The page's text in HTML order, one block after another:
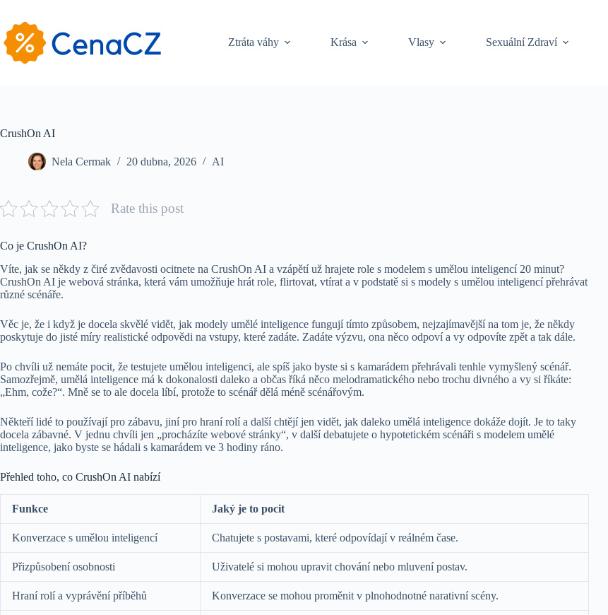
content
Ztráta váhy
Krása Vlasy Sexuální Zdraví
CrushOn AI
Nela Cermak 20 dubna, 2026 AI
Rate this post
Co je CrushOn AI?
Víte, jak se někdy z čiré zvědavosti ocitnete na CrushOn AI a vzápětí už hrajete role s modelem s umělou inteligencí 20 minut?
CrushOn AI je webová stránka, která vám umožňuje hrát role, flirtovat, vtírat a v podstatě si s modely s umělou inteligencí přehrávat
různé scénáře.
Věc je, že i když je docela skvělé vidět, jak modely umělé inteligence fungují tímto způsobem, nejzajímavější na tom je, že někdy
poskytuje do jisté míry realistické odpovědi na vstupy, které zadáte. Zadáte výzvu, ona něco odpoví a vy odpovíte zpět a tak dále.
Po chvíli už nemáte pocit, že testujete umělou inteligenci, ale spíš jako byste si s kamarádem přehrávali tenhle vymyšlený scénář.
Samozřejmě, umělá inteligence má k dokonalosti daleko a občas říká něco melodramatického nebo trochu divného a vy si říkáte:
„Ehm, cože?“. Mně se to ale docela líbí, protože to scénář dělá méně scénářovým.
Někteří lidé to používají pro zábavu, jiní pro hraní rolí a další chtějí jen vidět, jak daleko umělá inteligence dokáže dojít. Je to taky
docela zábavné. V jednu chvíli jen „procházíte webové stránky“, v další debatujete o hypotetickém scénáři s modelem umělé
inteligence, jako byste se hádali s kamarádem ve 3 hodiny ráno.
Přehled toho, co CrushOn AI nabízí
Funkce Jaký je to pocit
Konverzace s umělou inteligencí Chatujete s postavami, které odpovídají v reálném čase.
Přizpůsobení osobnosti Uživatelé si mohou upravit chování nebo mluvení postav.
Hraní rolí a vyprávění příběhů Konverzace se mohou proměnit v plnohodnotné narativní scény.